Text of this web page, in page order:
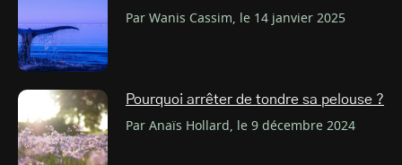
Par Wanis Cassim, le 14 janvier 2025
Pourquoi arrêter de tondre sa pelouse ?
Par Anaïs Hollard, le 9 décembre 2024